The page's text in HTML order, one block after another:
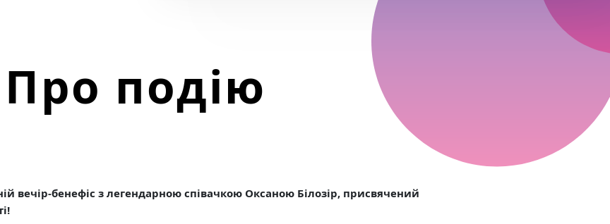
Про подію
вечір-бенефіс з легендарною співачкою Оксаною Білозір, присвячений